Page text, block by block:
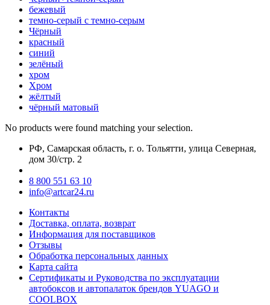
бежевый
темно-серый с темно-серым
Чёрный
красный
синий
зелёный
хром
Хром
жёлтый
чёрный матовый
No products were found matching your selection.
РФ, Самарская область, г. о. Тольятти, улица Северная,
дом 30/стр. 2
8 800 551 63 10
info@artcar24.ru
Контакты
Доставка, оплата, возврат
Информация для поставщиков
Отзывы
Обработка персональных данных
Карта сайта
Сертификаты и Руководства по эксплуатации
автобоксов и автопалаток брендов YUAGO и
COOLBOX